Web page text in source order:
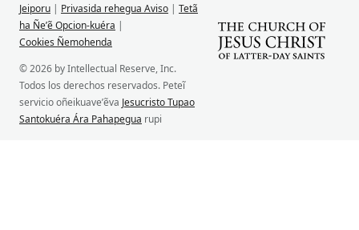
Jeiporu | Privasida rehegua Aviso | Tetã
ha Ñe’ẽ Opcion-kuéra |
Cookies Ñemohenda
© 2026 by Intellectual Reserve, Inc.
Todos los derechos reservados. Peteĩ
servicio oñeikuave’ẽva Jesucristo Tupao
Santokuéra Ára Pahapegua rupi